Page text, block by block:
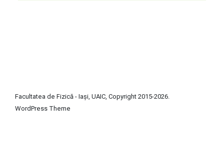
Facultatea de Fizică - Iași, UAIC, Copyright 2015-2026.
WordPress Theme